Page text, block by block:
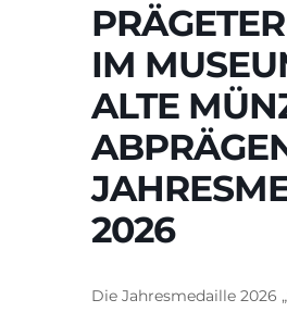
IM
ALTE
2026
Die Jahresmedaille 2026